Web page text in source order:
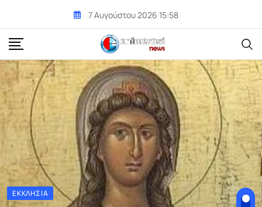
content
7 Αυγούστου 2026 15:58
ΕΚΚΛΗΣΊΑ